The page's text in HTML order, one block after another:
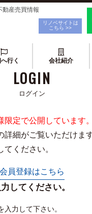
動産売買情報
リノベサイトは
こちら >>
行く 会社紹介
LOGIN
ログイン
定で公開しています。
詳細がご覧いただけます
ください。
会員登録はこちら
してください。
力して下さい。